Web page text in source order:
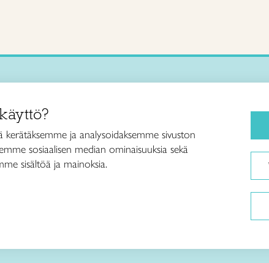
taideteollisuusliitto Taito ry
61
7525 160
Käsityöohjeet
Me olemme Taito
ja analysoidaksemme sivuston
sosiaalisen median ominaisuuksia sekä
sisältöä ja mainoksia.